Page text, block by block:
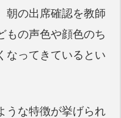
朝の出席確認を教師
もの声色や顔色のち
なってきているとい
うな特徴が挙げられ